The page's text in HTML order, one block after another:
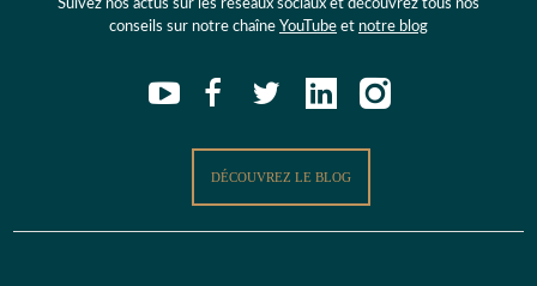
Suivez nos actus sur les réseaux sociaux et découvrez tous nos
conseils sur notre chaîne YouTube et notre blog
DÉCOUVREZ LE BLOG